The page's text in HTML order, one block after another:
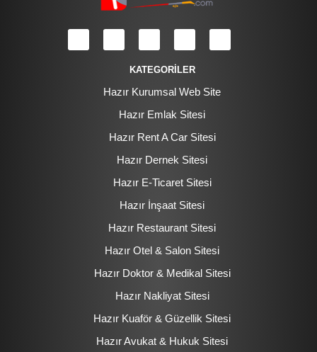
KATEGORİLER
Hazır Kurumsal Web Site
Hazır Emlak Sitesi
Hazır Rent A Car Sitesi
Hazır Dernek Sitesi
Hazır E-Ticaret Sitesi
Hazır İnşaat Sitesi
Hazır Restaurant Sitesi
Hazır Otel & Salon Sitesi
Hazır Doktor & Medikal Sitesi
Hazır Nakliyat Sitesi
Hazır Kuaför & Güzellik Sitesi
Hazır Avukat & Hukuk Sitesi